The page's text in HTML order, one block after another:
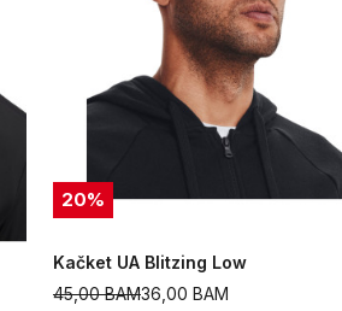
20%
Kačket UA Blitzing Low
36,00 BAM
45,00BAM